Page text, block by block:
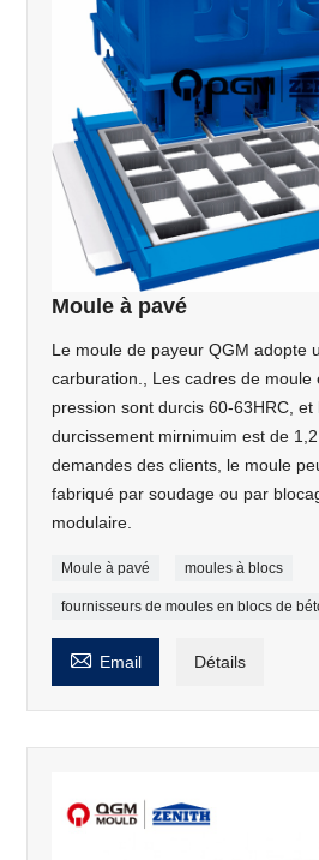
Moule à pavé
Le moule de payeur QGM adopte
carburation., Les cadres de moule
pression sont durcis 60-63HRC,
durcissement mirnimuim est de
demandes des clients, le moule
fabriqué par soudage ou par
modulaire.
Moule à pavé moules à blocs
fournisseurs de moules en blocs de
 Email Détails